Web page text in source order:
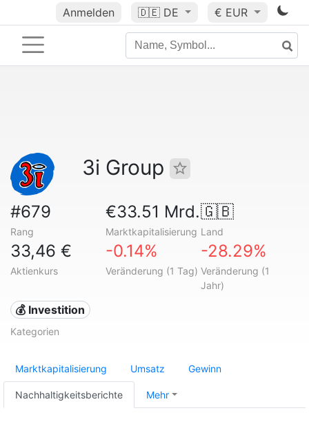
Anmelden 🇩🇪 DE € EUR
3i Group
#679
Rang
€33.51 Mrd.
Marktkapitalisierung
🇬🇧
Land
33,46 €
Aktienkurs
-0.14%
Veränderung (1 Tag)
-28.29%
Veränderung (1
Jahr)
💰 Investition
Kategorien
Marktkapitalisierung Umsatz Gewinn
Nachhaltigkeitsberichte Mehr